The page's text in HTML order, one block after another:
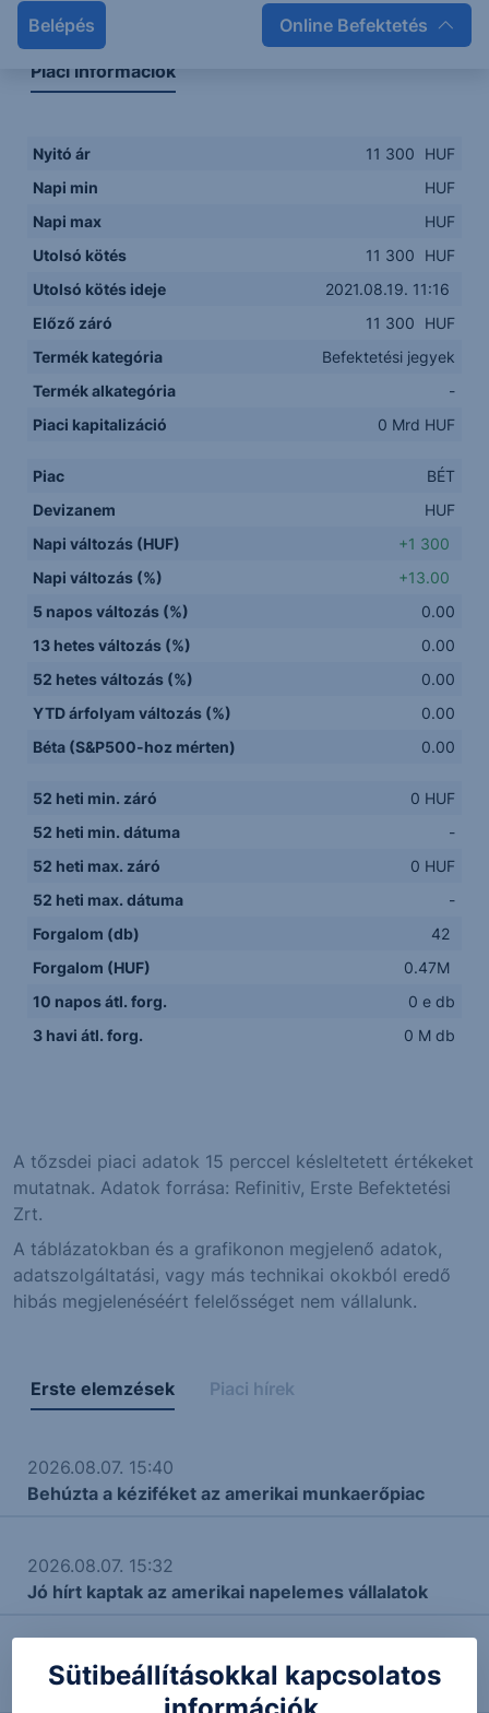
Belépés Online Befektetés
Piaci információk
Nyitó ár 11 300
HUF
Napi min
HUF
Napi max
HUF
Utolsó kötés
11 300
HUF
Utolsó kötés ideje
2021.08.19. 11:16
Előző záró
11 300
HUF
Termék kategória
Befektetési jegyek
Termék alkategória
-
Piaci kapitalizáció
0 Mrd HUF
Piac
BÉT
Devizanem
HUF
Napi változás (HUF)
+1 300
Napi változás (%)
+13.00
5 napos változás (%)
0.00
13 hetes változás (%)
0.00
52 hetes változás (%)
0.00
YTD árfolyam változás (%)
0.00
Béta (S&P500-hoz mérten)
0.00
52 heti min. záró
0 HUF
52 heti min. dátuma
-
52 heti max. záró
0 HUF
52 heti max. dátuma
-
Forgalom (db)
42
Forgalom (HUF)
0.47M
10 napos átl. forg.
0 e db
3 havi átl. forg.
0 M db
A tőzsdei piaci adatok 15 perccel késleltetett értékeket
mutatnak. Adatok forrása: Refinitiv, Erste Befektetési
Zrt.
A táblázatokban és a grafikonon megjelenő adatok,
adatszolgáltatási, vagy más technikai okokból eredő
hibás megjelenéséért felelősséget nem vállalunk.
Erste elemzések Piaci hírek
2026.08.07. 15:40
Behúzta a kéziféket az amerikai munkaerőpiac
2026.08.07. 15:32
Jó hírt kaptak az amerikai napelemes vállalatok
2026.08.07. 15:19
S&P 500: Kitört
Sütibeállításokkal kapcsolatos